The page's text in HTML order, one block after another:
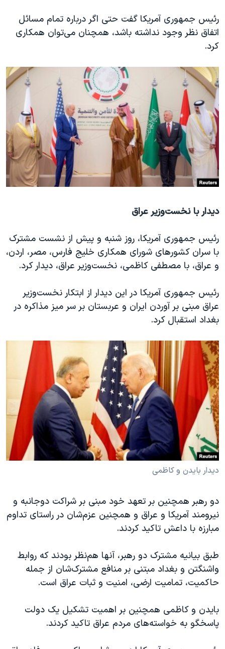
رئیس جمهوری آمریکا گفت حتی اگر درباره تمام مسائل
اتفاق نظر وجود نداشته باشد، همچنان می‌توان همکاری
کرد.
دیدار با نخست‌وزیر عراق
رئیس جمهوری آمریکا، روز شنبه و پیش از نشست مشترک
با سران کشورهای شورای همکاری خلیج فارس، مصر، اردن،
و عراق، با مصطفی کاظمی، نخست‌وزیر عراق، دیدار کرد.
رئیس جمهوری آمریکا در این دیدار از ابتکار نخست‌وزیر
عراق مبنی بر آوردن ایران و عربستان بر سر میز مذاکره در
بغداد استقبال کرد.
دیدار بایدن و کاظمی
دو رهبر همچنین بر تعهد خود مبنی بر شراکت دوجانبه و
نیرومند آمریکا و عراق و همچنین عزم‌شان در راستای تداوم
مبارزه با داعش تاکید کردند.
طبق بیانیه مشترک دو رهبر، آنها هم‌نظر بودند که روابط
واشنگتن و بغداد مبتنی بر منافع مشترک‌شان از جمله
حاکمیت، تمامیت ارضی، امنیت و ثبات عراق است.
بایدن و کاظمی همچنین بر اهمیت تشکیل یک دولت
پاسخگو به خواسته‌های مردم عراق تاکید کردند.